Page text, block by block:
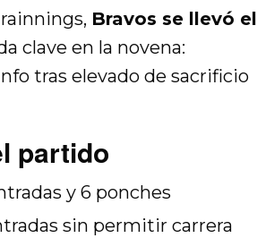
Bravos se llevó el
clave en la novena:
tras elevado de sacrificio
partido
y 6 ponches
sin permitir carrera